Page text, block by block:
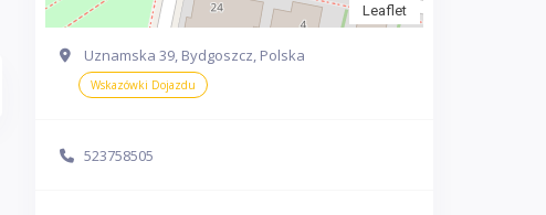
Leaflet
Uznamska 39, Bydgoszcz, Polska
Wskazówki Dojazdu
523758505